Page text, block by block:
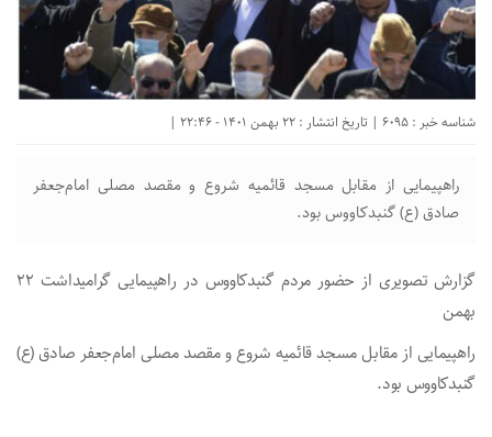
شناسه خبر : 6095 | تاریخ انتشار : 22 بهمن 1401 - 22:46 |
راهپیمایی از مقابل مسجد قائمیه شروع و مقصد مصلی امام‌جعفر
صادق (ع) گنبدکاووس بود.
گزارش تصویری از حضور مردم گنبدکاووس در راهپیمایی گرامیداشت ۲۲
بهمن
راهپیمایی از مقابل مسجد قائمیه شروع و مقصد مصلی امام‌جعفر صادق (ع)
گنبدکاووس بود.